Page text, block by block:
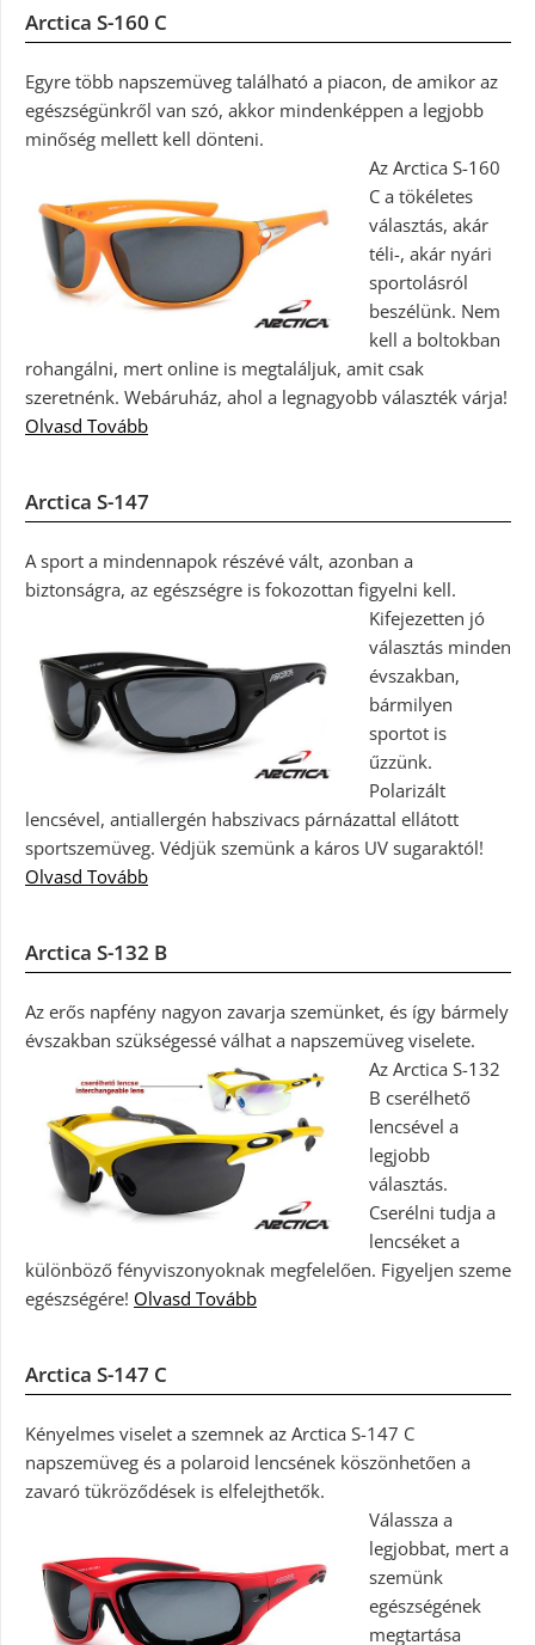
Arctica S-160 C
Egyre több napszemüveg található a piacon, de amikor az
egészségünkről van szó, akkor mindenképpen a legjobb
minőség mellett kell dönteni.
Az Arctica S-160
C a tökéletes
választás, akár
téli-, akár nyári
sportolásról
beszélünk. Nem
kell a boltokban
rohangálni, mert online is megtaláljuk, amit csak
szeretnénk. Webáruház, ahol a legnagyobb választék várja!
Olvasd Tovább
Arctica S-147
A sport a mindennapok részévé vált, azonban a
biztonságra, az egészségre is fokozottan figyelni kell.
Kifejezetten jó
választás minden
évszakban,
bármilyen
sportot is
űzzünk.
Polarizált
lencsével, antiallergén habszivacs párnázattal ellátott
sportszemüveg. Védjük szemünk a káros UV sugaraktól!
Olvasd Tovább
Arctica S-132 B
Az erős napfény nagyon zavarja szemünket, és így bármely
évszakban szükségessé válhat a napszemüveg viselete.
Az Arctica S-132
B cserélhető
lencsével a
legjobb
választás.
Cserélni tudja a
lencséket a
különböző fényviszonyoknak megfelelően. Figyeljen szeme
egészségére! Olvasd Tovább
Arctica S-147 C
Kényelmes viselet a szemnek az Arctica S-147 C
napszemüveg és a polaroid lencsének köszönhetően a
zavaró tükröződések is elfelejthetők.
Válassza a
legjobbat, mert a
szemünk
egészségének
megtartása